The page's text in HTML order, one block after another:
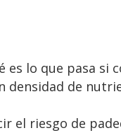
lo que pasa si
densidad de
el riesgo de